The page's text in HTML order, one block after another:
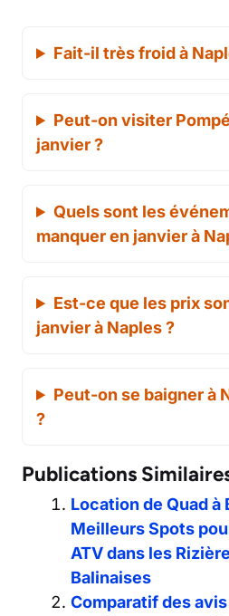
Fait-il très froid à
Peut-on visiter
janvier ?
Quels sont les
manquer en janvier à
Est-ce que les prix
janvier à Naples ?
Peut-on se baigner à
?
Publications
Location de Quad
Meilleurs Spots
ATV dans les
Balinaises
Comparatif des